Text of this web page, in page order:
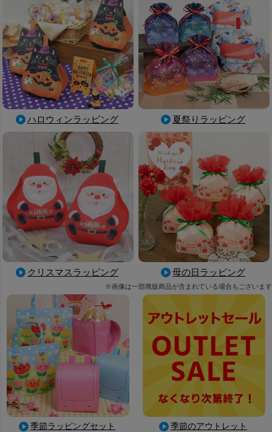
ハロウィンラッピング 夏祭りラッピング
クリスマスラッピング 母の日ラッピング
※画像は一部廃版商品が含まれている場合もございます
季節ラッピングセット 季節のアウトレット